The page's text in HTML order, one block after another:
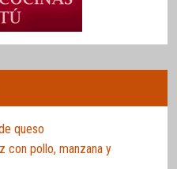
queso
con pollo, manzana y